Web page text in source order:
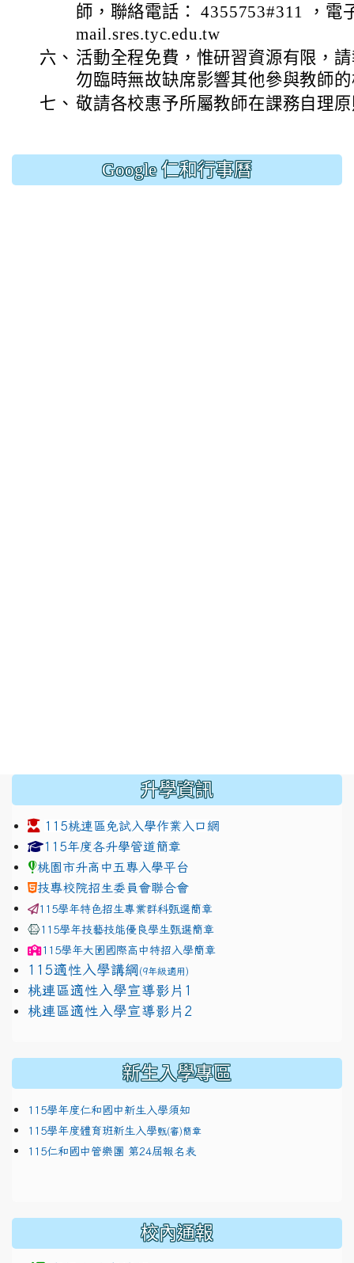
師，聯絡電話： 4355753#311 ，電
mail.sres.tyc.edu.tw
六、 活動全程免費，惟研習資源有限，
勿臨時無故缺席影響其他參與教師
七、 敬請各校惠予所屬教師在課務自理
Google 仁和行事曆
升學資訊
115桃連區免試入學作業入口網
link to https://www.jhjhs.tyc.edu.tw/modules/
115年度各升學管道簡章
桃園市升高中五專入學平台
技專校院招生委員會聯合會
115學年特色招生專業群科甄選簡章
115學年技藝技能優良學生甄選簡章
115學年大園國際高中特招入學簡章
115適性入學講綱 (9年級適用)
link to https://docs.google.com/presentation/d/
桃連區適性入學宣導影片1
link to https://docs.google.com/presentation/d/
桃連區適性入學宣導影片2
新生入學專區
115學年度仁和國中新生入學須知
115學年度體育班新生入學甄(審)簡章
115仁和國中管樂團 第24屆報名表
校內通報